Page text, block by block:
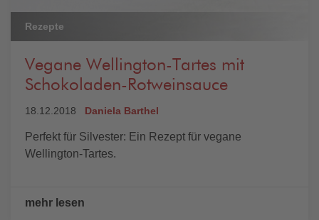
Rezepte
Vegane Wellington-Tartes mit
Schokoladen-Rotweinsauce
18.12.2018 Daniela Barthel
Perfekt für Silvester: Ein Rezept für vegane
Wellington-Tartes.
mehr lesen